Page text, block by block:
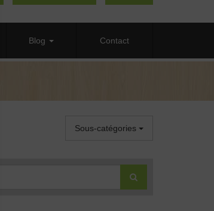
Blog Contact
Sous-catégories